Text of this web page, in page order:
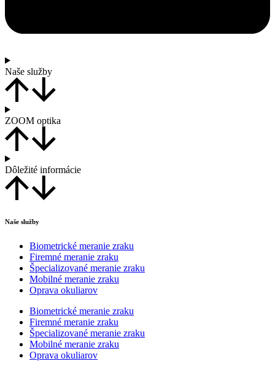
Naše služby
ZOOM optika
Dôležité informácie
Naše služby
Biometrické meranie zraku
Firemné meranie zraku
Špecializované meranie zraku
Mobilné meranie zraku
Oprava okuliarov
Biometrické meranie zraku
Firemné meranie zraku
Špecializované meranie zraku
Mobilné meranie zraku
Oprava okuliarov